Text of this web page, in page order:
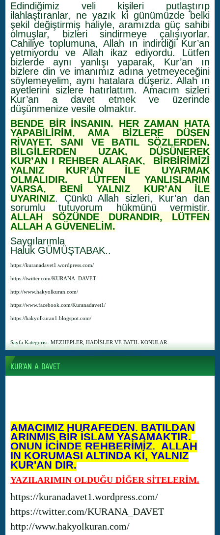
AMACIMIZ HURAFEDEN, BATILDAN
ARINMIŞ BİR İSLAM YAŞAMAKTIR.
ONUN İÇİNDE REHBERİMİZ, ALLAH
IN KORUMASI ALTINDA Kİ, YALNIZ
KUR'AN DIR.
YAZILARIMIN OLDUĞU DİĞER SİTELERİM.
https://kuranadavet1.wordpress.com/
https://twitter.com/KURANA_DAVET
http://www.hakyolkuran.com/
Edindiğimiz veli kişileri putlaştırıp
ilahlaştıranlar, ne yazık ki günümüzde belki
şekil değiştirmiş haliyle, aramızda güç sahibi
olmuşlar, bizleri sindirmeye çalışıyorlar.
Cahiliye toplumuna, Allah ın indirdiği Kur’an
yetmiyordu ve Allah ikaz ediyordu. Lütfen
bizlerde aynı yanlışı yaparak, Kur’an ın
bizlere din ve imanımız adına yetmeyeceğini
söylemeyelim, aynı hatalara düşeriz. Allah ın
ayetlerini sizlere hatırlattım. Amacım sizleri
Kur’an a davet etmek ve üzerinde
düşünmenize vesile olmaktır.
BENDE BİR İNSANIN, HER ZAMAN HATA
YAPABİLİRİM, AMA BİZLERE DÜŞEN
RİVAYET, SANI VE BATIL SÖZLERDEN,
BİLGİLERDEN UZAK, DÜŞÜNEREK
KUR’AN I REHBER ALARAK, BİRBİRİMİZİ
YALNIZ KUR’AN İLE UYARMAK
OLMALIDIR. LÜTFEN YANLIŞLARIM
VARSA, BENİ YALNIZ KUR’AN İLE
UYARINIZ. Çünkü Allah sizleri, Kur’an dan
sorumlu tutuyorum hükmünü vermiştir.
ALLAH SÖZÜNDE DURANDIR, LÜTFEN
ALLAH A GÜVENELİM.
Saygılarımla
Haluk GÜMÜŞTABAK..
https://kuranadavet1.wordpress.com/
https://twitter.com/KURANA_DAVET
http://www.hakyolkuran.com/
https://www.facebook.com/Kuranadavet1/
https://hakyolkuran1.blogspot.com/
Sayfa Kategorisi: MEZHEPLER, HADİSLER VE BATIL KONULAR.